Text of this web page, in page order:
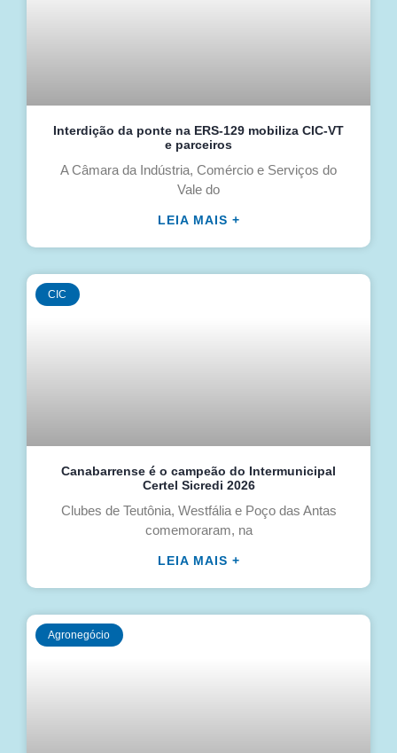
Interdição da ponte na ERS-129 mobiliza CIC-VT
e parceiros
A Câmara da Indústria, Comércio e Serviços do
Vale do
LEIA MAIS +
CIC
Canabarrense é o campeão do Intermunicipal
Certel Sicredi 2026
Clubes de Teutônia, Westfália e Poço das Antas
comemoraram, na
LEIA MAIS +
Agronegócio